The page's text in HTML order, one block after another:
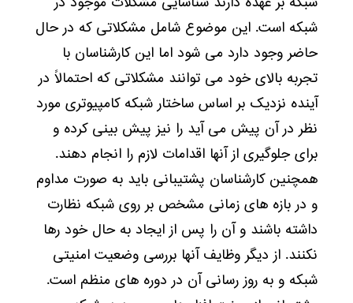
شبکه است. این موضوع شامل مشکلاتی که در حال
حاضر وجود دارد می شود اما این کارشناسان با
تجربه بالای خود می توانند مشکلاتی که احتمالاً در
آینده نزدیک بر اساس ساختار شبکه کامپیوتری مورد
نظر در آن پیش می آید را نیز پیش بینی کرده و
برای جلوگیری از آنها اقدامات لازم را انجام دهند.
همچنین کارشناسان پشتیبانی باید به صورت مداوم
و در بازه های زمانی مشخص بر روی شبکه نظارت
داشته باشند و آن را پس از ایجاد به حال خود رها
نکنند. از دیگر وظایف آنها بررسی وضعیت امنیتی
شبکه و به روز رسانی آن در دوره های منظم است.